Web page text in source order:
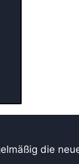
die